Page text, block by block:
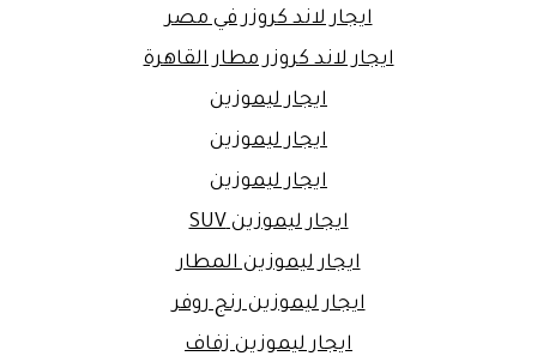
ايجار لاند كروزر في مصر
ايجار لاند كروزر مطار القاهرة
ايجار ليموزين
ايجار ليموزين
ايجار ليموزين
ايجار ليموزين SUV
ايجار ليموزين المطار
ايجار ليموزين رنج روفر
ايجار ليموزين زفاف